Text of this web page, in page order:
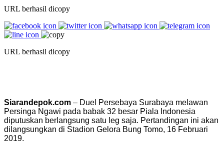
URL berhasil dicopy
URL berhasil dicopy
Siarandepok.com – Duel Persebaya Surabaya melawan
Persinga Ngawi pada babak 32 besar Piala Indonesia
diputuskan berlangsung satu leg saja. Pertandingan ini akan
dilangsungkan di Stadion Gelora Bung Tomo, 16 Februari
2019.